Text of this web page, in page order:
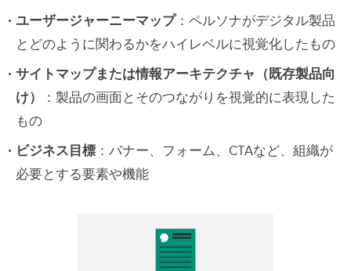
ユーザージャーニーマップ：ペルソナがデジタル製品
とどのように関わるかをハイレベルに視覚化したもの
サイトマップまたは情報アーキテクチャ（既存製品向
け）
：製品の画面とそのつながりを視覚的に表現した
もの
ビジネス目標 ：バナー、フォーム、CTAなど、組織が
必要とする要素や機能